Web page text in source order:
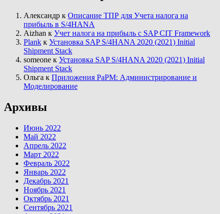
Александр к Описание ТПР для Учета налога на
прибыль в S/4HANA
Aizhan к Учет налога на прибыль с SAP CIT Framework
Plank к Установка SAP S/4HANA 2020 (2021) Initial
Shipment Stack
someone к Установка SAP S/4HANA 2020 (2021) Initial
Shipment Stack
Ольга к Приложения PaPM: Администрирование и
Моделирование
Архивы
Июнь 2022
Май 2022
Апрель 2022
Март 2022
Февраль 2022
Январь 2022
Декабрь 2021
Ноябрь 2021
Октябрь 2021
Сентябрь 2021